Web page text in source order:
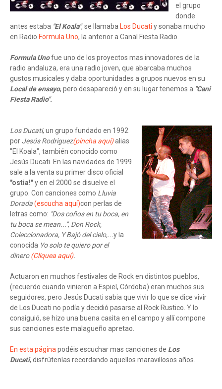
el grupo
donde
antes estaba "El Koala", se llamaba Los Ducati y sonaba mucho
en Radio Formula Uno, la anterior a Canal Fiesta Radio.
Formula Unofue uno de los proyectos mas innovadores de la
radio andaluza, era una radio joven, que abarcaba muchos
gustos musicales y daba oportunidades a grupos nuevos en su
Local de ensayo, pero desapareció y en su lugar tenemos a "Cani
Fiesta Radio".
Los Ducati, un grupo fundado en 1992
por Jesús Rodriguez(pincha aqui)alias
"El Koala", también conocido como
Jesús Ducati. En las navidades de 1999
sale a la venta su primer disco oficial
"ostia!"y en el 2000 se disuelve el
grupo. Con canciones como Lluvia
Dorada(escucha aquí)con perlas de
letras como: "Dos coños en tu boca, en
tu boca se mean...", Don Rock,
Coleccionadora, Y Bajó del cielo,...y la
conocida Yo solo te quiero por el
dinero(Cliquea aquí).
Actuaron en muchos festivales de Rock en distintos pueblos,
(recuerdo cuando vinieron a Espiel, Córdoba) eran muchos sus
seguidores, pero Jesús Ducati sabia que vivir lo que se dice vivir
de Los Ducati no podía y decidió pasarse al Rock Rustico. Y lo
consiguió, se hizo una buena casita en el campo y allí compone
sus canciones este malagueño apretao.
En esta páginapodéis escuchar mas canciones de Los
Ducati, disfrútenlas recordando aquellos maravillosos años.